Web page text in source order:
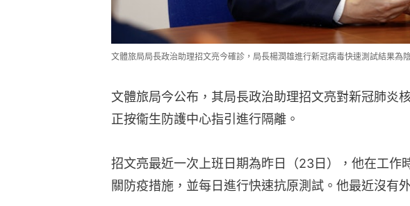
文體旅局局長政治助理招文亮今確診，局長楊潤雄進行新冠病毒快速測試結果為
文體旅局今公布，其局長政治助理招文亮對新冠肺炎
正按衞生防護中心指引進行隔離。
招文亮最近一次上班日期為昨日（23日），他在工作
關防疫措施，並每日進行快速抗原測試。他最近沒有